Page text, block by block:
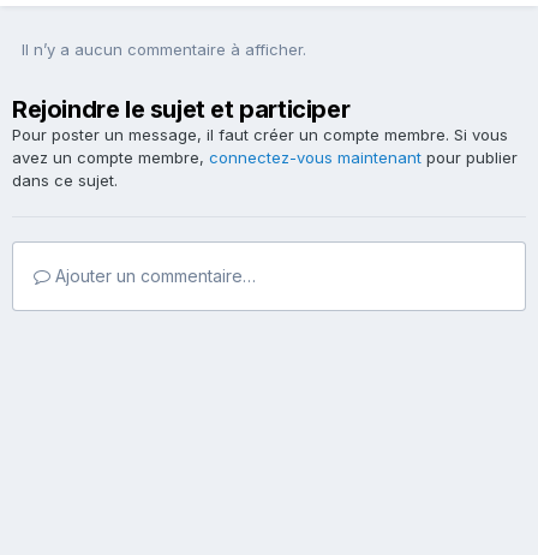
Il n’y a aucun commentaire à afficher.
Rejoindre le sujet et participer
Pour poster un message, il faut créer un compte membre. Si vous
avez un compte membre, connectez-vous maintenant pour publier
dans ce sujet.
Ajouter un commentaire…